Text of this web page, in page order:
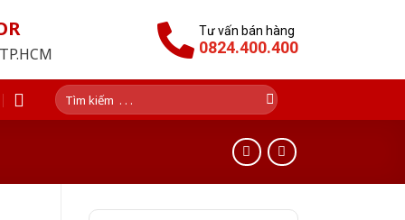
Tư vấn bán hàng
0824.400.400
Tìm
kiếm: